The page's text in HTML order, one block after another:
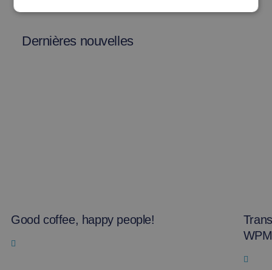
Dernières nouvelles
Good coffee, happy people!